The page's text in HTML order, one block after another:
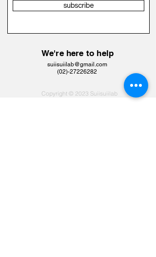
subscribe
We're here to help
suiisuiilab@gmail.com
​(02)-27226282
Copyright © 2023 Suiisuiilab